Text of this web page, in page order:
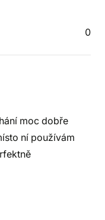
0
moc dobře
ní používám